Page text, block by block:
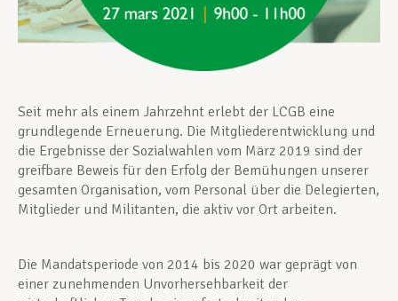
Seit mehr als einem Jahrzehnt erlebt der LCGB eine
grundlegende Erneuerung. Die Mitgliederentwicklung und
die Ergebnisse der Sozialwahlen vom März 2019 sind der
greifbare Beweis für den Erfolg der Bemühungen unserer
gesamten Organisation, vom Personal über die Delegierten,
Mitglieder und Militanten, die aktiv vor Ort arbeiten.
Die Mandatsperiode von 2014 bis 2020 war geprägt von
einer zunehmenden Unvorhersehbarkeit der